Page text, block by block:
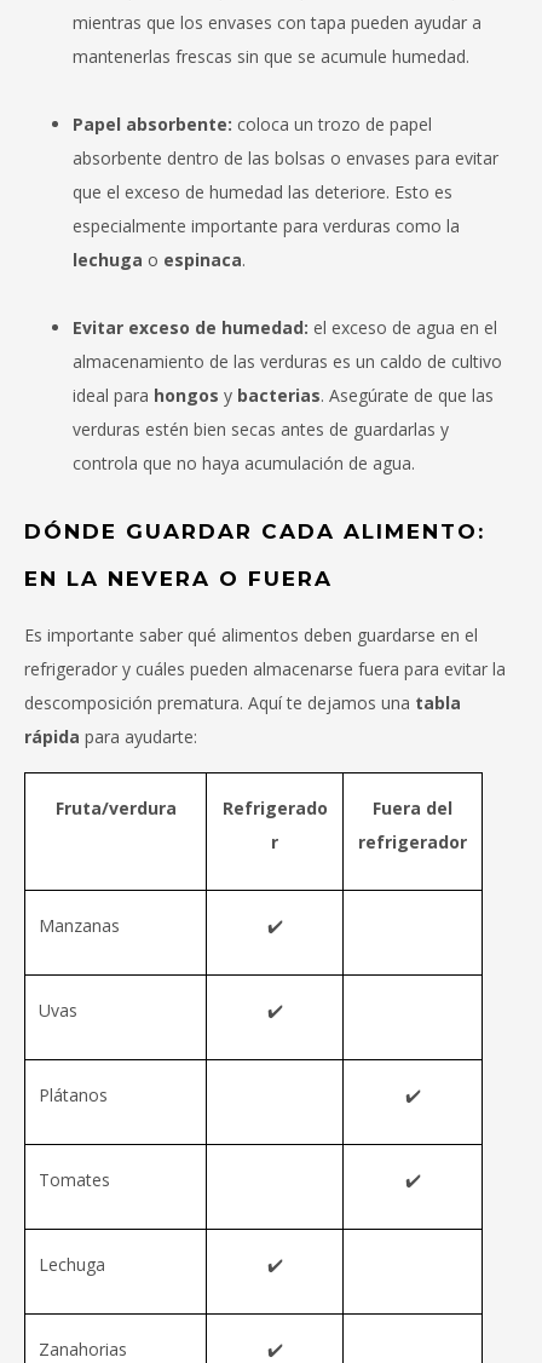
mientras que los envases con tapa pueden ayudar a
mantenerlas frescas sin que se acumule humedad.
Papel absorbente: coloca un trozo de papel
absorbente dentro de las bolsas o envases para evitar
que el exceso de humedad las deteriore. Esto es
especialmente importante para verduras como la
lechuga o espinaca.
Evitar exceso de humedad: el exceso de agua en el
almacenamiento de las verduras es un caldo de cultivo
ideal para hongos y bacterias. Asegúrate de que las
verduras estén bien secas antes de guardarlas y
controla que no haya acumulación de agua.
DÓNDE GUARDAR CADA ALIMENTO:
EN LA NEVERA O FUERA
Es importante saber qué alimentos deben guardarse en el
refrigerador y cuáles pueden almacenarse fuera para evitar la
descomposición prematura. Aquí te dejamos una tabla
rápida para ayudarte:
Fruta/verdura
Refrigerado
r
Fuera del
refrigerador
Manzanas ✔️
Uvas ✔️
Plátanos ✔️
Tomates ✔️
Lechuga ✔️
Zanahorias ✔️